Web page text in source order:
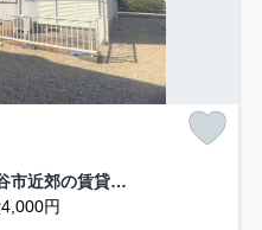
アペックス日進 D棟 刈谷市近郊の賃貸はクラスホーム刈谷店
円